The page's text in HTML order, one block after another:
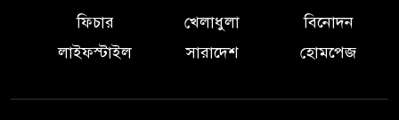
ফিচার খেলাধুলা
বিনোদন
লাইফস্টাইল
সারাদেশ হোমপেজ